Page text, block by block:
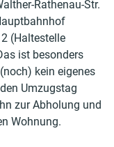
Rathenau-Str.
(Haltestelle
ist besonders
kein eigenes
Umzugstag
zur Abholung und
Wohnung.